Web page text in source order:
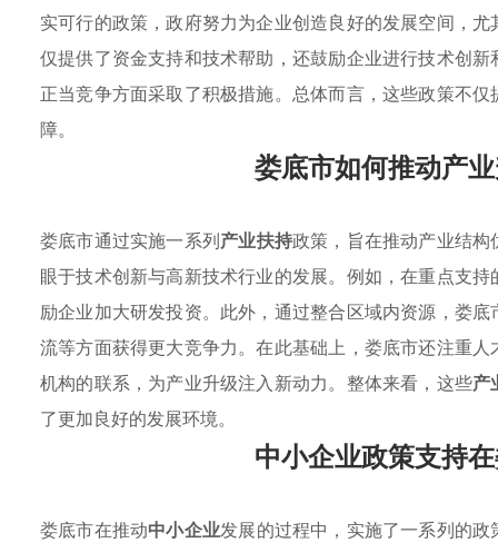
实可行的政策，政府努力为企业创造良好的发展空间，尤
仅提供了资金支持和技术帮助，还鼓励企业进行技术创
正当竞争方面采取了积极措施。总体而言，这些政策不
障。
娄底市如何推动产
娄底市通过实施一系列产业扶持政策，旨在推动产业结
眼于技术创新与高新技术行业的发展。例如，在重点支
励企业加大研发投资。此外，通过整合区域内资源，娄
流等方面获得更大竞争力。在此基础上，娄底市还注重
机构的联系，为产业升级注入新动力。整体来看，这些产
了更加良好的发展环境。
中小企业政策支持
娄底市在推动中小企业发展的过程中，实施了一系列的